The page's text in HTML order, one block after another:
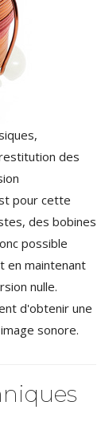
des
pour cette
des bobines
possible
en maintenant
nulle.
d'obtenir une
sonore.